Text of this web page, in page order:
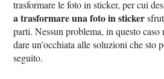
trasformare le foto in sticker, per cui
a trasformare una foto in sticker
parti. Nessun problema, in questo
dare un’occhiata alle soluzioni che sto
seguito.